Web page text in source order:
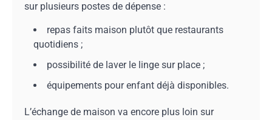
sur plusieurs postes de dépense :
repas faits maison plutôt que restaurants
quotidiens ;
possibilité de laver le linge sur place ;
équipements pour enfant déjà disponibles.
L’échange de maison va encore plus loin sur